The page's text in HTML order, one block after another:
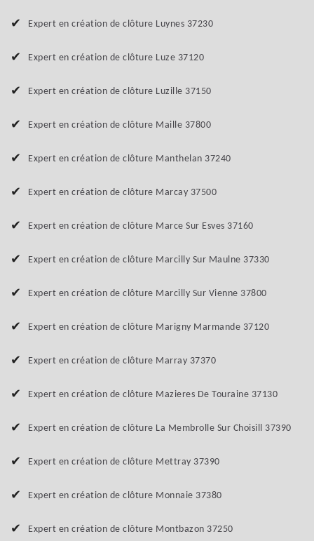
Expert en création de clôture Luynes 37230
Expert en création de clôture Luze 37120
Expert en création de clôture Luzille 37150
Expert en création de clôture Maille 37800
Expert en création de clôture Manthelan 37240
Expert en création de clôture Marcay 37500
Expert en création de clôture Marce Sur Esves 37160
Expert en création de clôture Marcilly Sur Maulne 37330
Expert en création de clôture Marcilly Sur Vienne 37800
Expert en création de clôture Marigny Marmande 37120
Expert en création de clôture Marray 37370
Expert en création de clôture Mazieres De Touraine 37130
Expert en création de clôture La Membrolle Sur Choisill 37390
Expert en création de clôture Mettray 37390
Expert en création de clôture Monnaie 37380
Expert en création de clôture Montbazon 37250